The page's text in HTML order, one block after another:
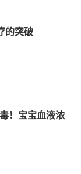
的突破
！宝宝血液浓